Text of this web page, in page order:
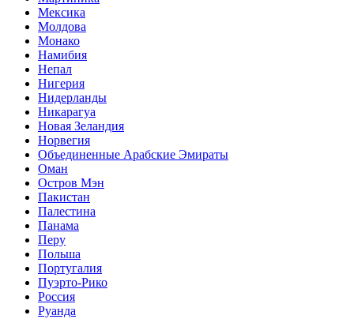
Мексика
Молдова
Монако
Намибия
Непал
Нигерия
Нидерланды
Никарагуа
Новая Зеландия
Норвегия
Объединенные Арабские Эмираты
Оман
Остров Мэн
Пакистан
Палестина
Панама
Перу
Польша
Португалия
Пуэрто-Рико
Россия
Руанда